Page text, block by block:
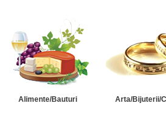
Alimente/Bauturi Arta/Bijuterii/